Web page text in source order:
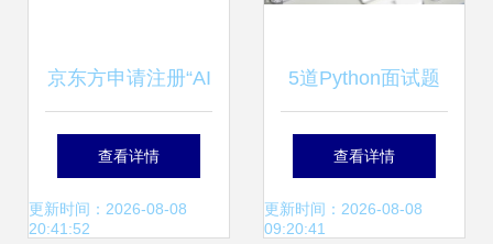
京东方申请注册“AI
工厂”商标，加速计
算机软硬件布局
查看详情
更新时间：2026-08-08
20:41:52
5道Python面试题
从算法到软硬件系
统交付难度解读
查看详情
更新时间：2026-08-08
09:20:41